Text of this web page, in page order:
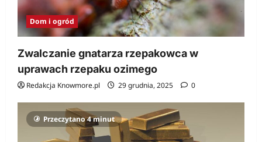
Dom i ogród
Zwalczanie gnatarza rzepakowca w
uprawach rzepaku ozimego
Redakcja Knowmore.pl 29 grudnia, 2025 0
Przeczytano 4 minut